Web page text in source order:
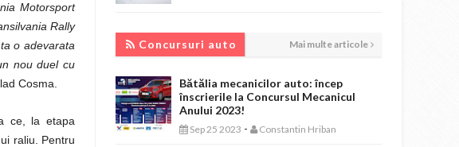
Motorsport
Rally
o adevarata
nou duel cu
Cosma.
ce, la etapa
raliu. Pentru
Concursuri auto Mai multe articole
Bătălia mecanicilor auto: încep
înscrierile la Concursul Mecanicul
Anului 2023!
Sep 25 2023 - Constantin Hriban